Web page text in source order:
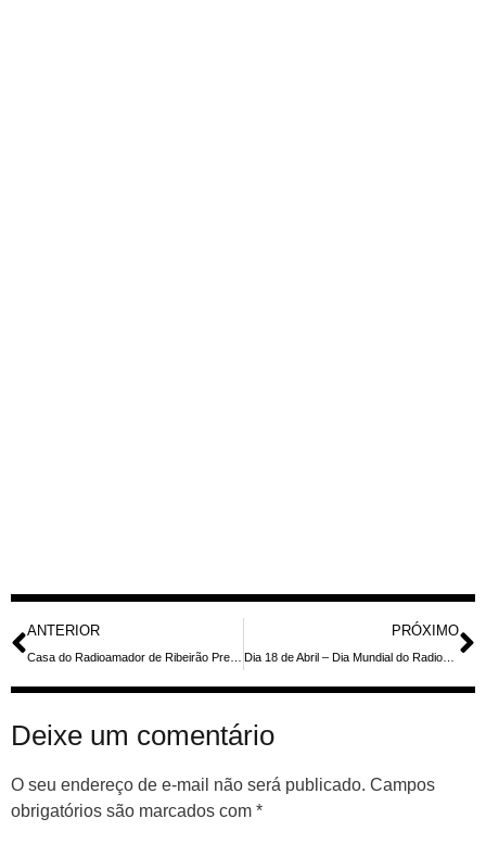
ANTERIOR PRÓXIMO
Dia 18 de Abril – Dia Mundial do Radioamador
Deixe um comentário
O seu endereço de e-mail não será publicado. Campos
obrigatórios são marcados com *